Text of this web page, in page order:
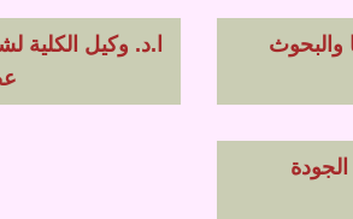
ا.د. وكيل الكلية
والبحوث